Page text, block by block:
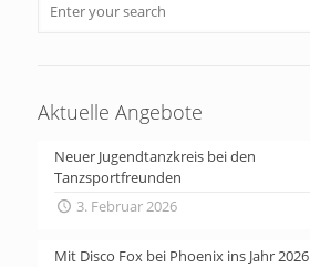
Aktuelle Angebote
Neuer Jugendtanzkreis bei den
Tanzsportfreunden
3. Februar 2026
Mit Disco Fox bei Phoenix ins Jahr 2026